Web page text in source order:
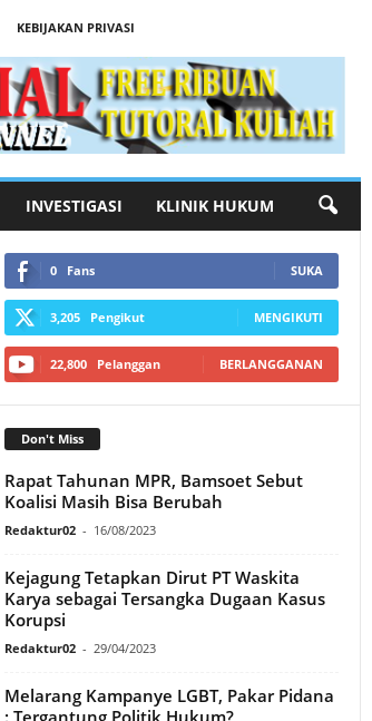
KEBIJAKAN PRIVASI
INVESTIGASI KLINIK HUKUM
0 Fans SUKA
3,205 Pengikut MENGIKUTI
22,800 Pelanggan BERLANGGANAN
Don't Miss
Rapat Tahunan MPR, Bamsoet Sebut
Koalisi Masih Bisa Berubah
Redaktur02 - 16/08/2023
Kejagung Tetapkan Dirut PT Waskita
Karya sebagai Tersangka Dugaan Kasus
Korupsi
Redaktur02 - 29/04/2023
Melarang Kampanye LGBT, Pakar Pidana
: Tergantung Politik Hukum?